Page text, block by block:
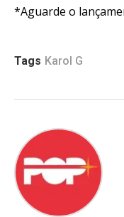
*Aguarde o
Tags Karol G